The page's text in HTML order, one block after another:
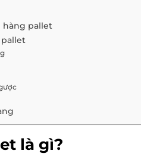
hàng pallet
là gì?